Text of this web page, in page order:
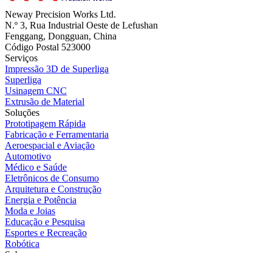
Neway Precision Works Ltd.
N.º 3, Rua Industrial Oeste de Lefushan
Fenggang, Dongguan, China
Código Postal 523000
Serviços
Impressão 3D de Superliga
Superliga
Usinagem CNC
Extrusão de Material
Soluções
Prototipagem Rápida
Fabricação e Ferramentaria
Aeroespacial e Aviação
Automotivo
Médico e Saúde
Eletrônicos de Consumo
Arquitetura e Construção
Energia e Potência
Moda e Joias
Educação e Pesquisa
Esportes e Recreação
Robótica